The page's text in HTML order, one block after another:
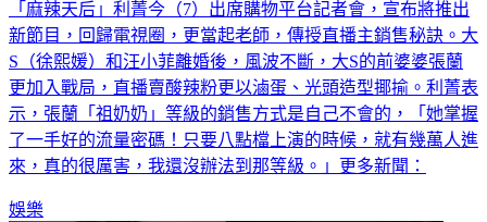
「麻辣天后」利菁今（7）出席購物平台記者會，宣布將推出
新節目，回歸電視圈，更當起老師，傳授直播主銷售秘訣。大
S（徐熙媛）和汪小菲離婚後，風波不斷，大S的前婆婆張蘭
更加入戰局，直播賣酸辣粉更以滷蛋、光頭造型揶揄。利菁表
示，張蘭「祖奶奶」等級的銷售方式是自己不會的，「她掌握
了一手好的流量密碼！只要八點檔上演的時候，就有幾萬人進
來，真的很厲害，我還沒辦法到那等級。」更多新聞：
娛樂